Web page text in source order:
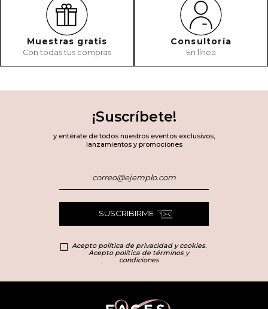
Muestras gratis
Con todas tus compras
Consultoría
En línea
¡Suscríbete!
y entérate de todos nuestros eventos exclusivos,
lanzamientos y promociones
SUSCRIBIRME
Acepto política de privacidad y cookies.
Acepto política de términos y
condiciones